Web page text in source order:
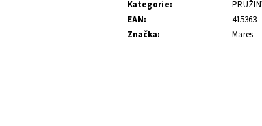
Kategorie:
EAN:
415363
Značka: Mares